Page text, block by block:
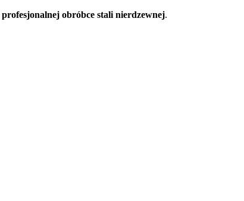
profesjonalnej obróbce stali nierdzewnej.